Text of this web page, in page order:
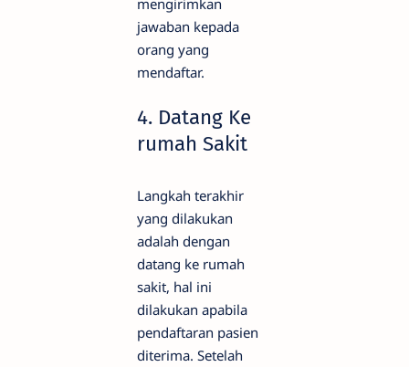
jawaban kepada
orang yang
mendaftar.
4. Datang Ke
rumah Sakit
Langkah terakhir
yang dilakukan
adalah dengan
datang ke rumah
sakit, hal ini
dilakukan apabila
pendaftaran pasien
diterima. Setelah